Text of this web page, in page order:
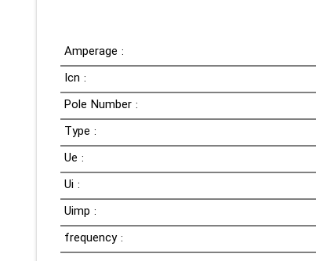
Amperage :
Icn :
Pole Number :
Type :
Ue :
Ui :
Uimp :
frequency :